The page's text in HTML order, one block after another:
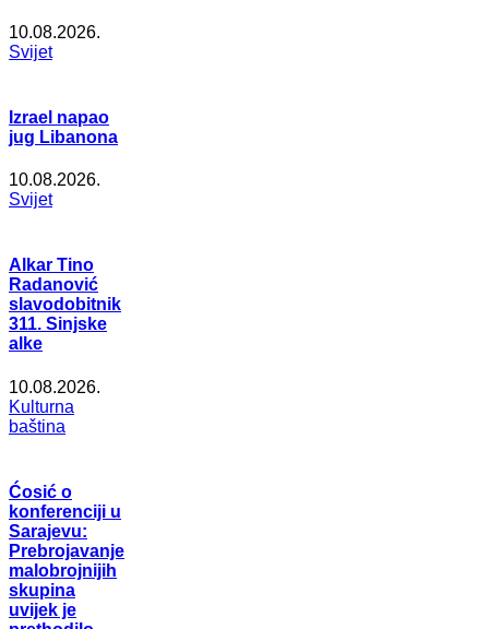
10.08.2026.
Svijet
Izrael napao
jug Libanona
10.08.2026.
Svijet
Alkar Tino
Radanović
slavodobitnik
311. Sinjske
alke
10.08.2026.
Kulturna
baština
Ćosić o
konferenciji u
Sarajevu:
Prebrojavanje
malobrojnijih
skupina
uvijek je